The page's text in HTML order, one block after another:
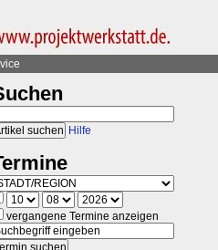
Hilfe
vergangene Termine anzeigen